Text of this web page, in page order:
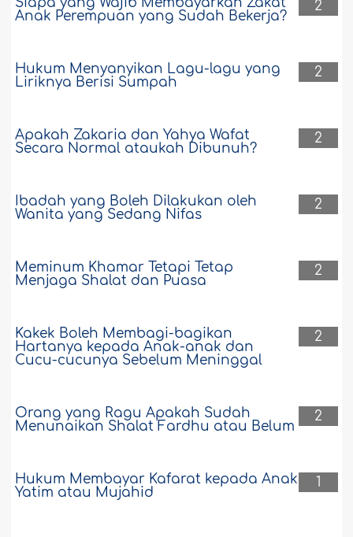
2
Anak Perempuan yang Sudah Bekerja?
2
Hukum Menyanyikan Lagu-lagu yang
Liriknya Berisi Sumpah
2
Apakah Zakaria dan Yahya Wafat
Secara Normal ataukah Dibunuh?
2
Ibadah yang Boleh Dilakukan oleh
Wanita yang Sedang Nifas
2
Meminum Khamar Tetapi Tetap
Menjaga Shalat dan Puasa
2
Kakek Boleh Membagi-bagikan
Hartanya kepada Anak-anak dan
Cucu-cucunya Sebelum Meninggal
2
Orang yang Ragu Apakah Sudah
Menunaikan Shalat Fardhu atau Belum
1
Hukum Membayar Kafarat kepada Anak
Yatim atau Mujahid